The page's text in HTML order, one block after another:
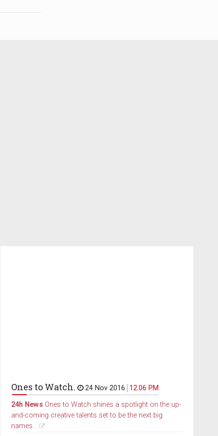
Ones to Watch. 24 Nov 2016
12.06 PM
24h NewsOnes to Watch shines a spotlight on the up-
and-coming creative talents set to be the next big
names...